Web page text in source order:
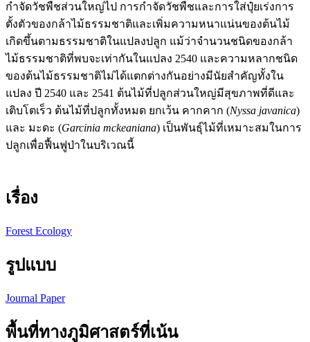
กำจัดวัชพืชส่วนใหญ่ไป การกำจัดวัชพืชและการใส่ปุ๋ยเร่งการ
ตั้งตัวของกล้าไม้ธรรมชาติและเพิ่มความหนาแน่นของต้นไม้
เกิดขึ้นตามธรรมชาติในแปลงปลูก แม้ว่าจำนวนชนิดของกล้า
ไม้ธรรมชาติที่พบจะเท่ากันในแปลง 2540 และความหลากชนิด
ของต้นไม้ธรรมชาติไม่ได้แตกต่างกันอย่างมีนัยสำคัญทั้งใน
แปลง ปี 2540 และ 2541 ต้นไม้ที่ปลูกส่วนใหญ่มีสุขภาพที่ดีและ
เติบโตเร็ว ต้นไม้ที่ปลูกทั้งหมด ยกเว้น คากคาก (Nyssa javanica)
และ มะดะ (Garcinia mckeaniana) เป็นพันธุ์ไม้ที่เหมาะสมในการ
ปลูกเพื่อฟื้นฟูป่าในบริเวณนี้
เรื่อง
Forest Ecology
รูปแบบ
Journal Paper
พื้นที่ทางภูมิศาสตร์ที่เน้น